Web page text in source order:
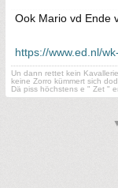
Ook Mario vd Ende
https://www.ed.nl/
Un dann rettet kein Kavallerie,
keine Zorro kümmert sich
Dä piss höchstens e " Zet "